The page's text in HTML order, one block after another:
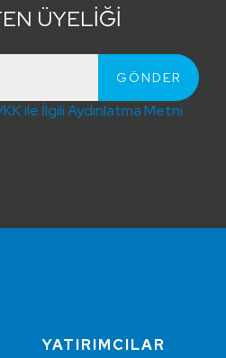
ÜYELİĞİ
ile İlgili Aydınlatma Metni
YATIRIMCILAR